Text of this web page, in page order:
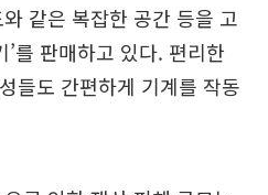
같은 복잡한 공간 등을 고
’를 판매하고 있다. 편리한
들도 간편하게 기계를 작동